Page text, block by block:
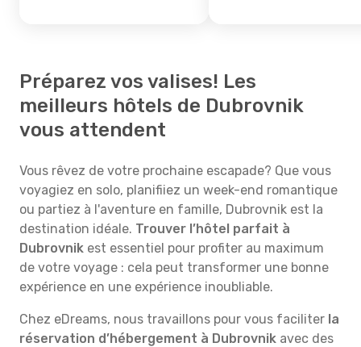
Préparez vos valises! Les
meilleurs hôtels de Dubrovnik
vous attendent
Vous rêvez de votre prochaine escapade? Que vous
voyagiez en solo, planifiiez un week-end romantique
ou partiez à l'aventure en famille, Dubrovnik est la
destination idéale. Trouver l’hôtel parfait à
Dubrovnik est essentiel pour profiter au maximum
de votre voyage : cela peut transformer une bonne
expérience en une expérience inoubliable.
Chez eDreams, nous travaillons pour vous faciliter la
réservation d’hébergement à Dubrovnik avec des